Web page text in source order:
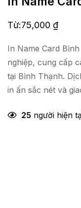
Từ:75,000 ₫
In Name Card
nghiệp, cung cấp
tại Bình Thạnh.
in ấn sắc nét và
25 người hiện